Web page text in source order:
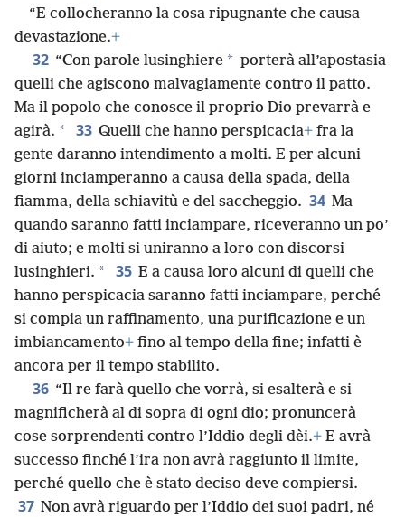
“E collocheranno la cosa ripugnante che causa
devastazione.+
32 “Con parole lusinghiere * porterà all’apostasia
quelli che agiscono malvagiamente contro il patto.
Ma il popolo che conosce il proprio Dio prevarrà e
agirà. * 33 Quelli che hanno perspicacia+ fra la
gente daranno intendimento a molti. E per alcuni
giorni inciamperanno a causa della spada, della
fiamma, della schiavitù e del saccheggio. 34 Ma
quando saranno fatti inciampare, riceveranno un po’
di aiuto; e molti si uniranno a loro con discorsi
lusinghieri. * 35 E a causa loro alcuni di quelli che
hanno perspicacia saranno fatti inciampare, perché
si compia un raffinamento, una purificazione e un
imbiancamento+ fino al tempo della fine; infatti è
ancora per il tempo stabilito.
36 “Il re farà quello che vorrà, si esalterà e si
magnificherà al di sopra di ogni dio; pronuncerà
cose sorprendenti contro l’Iddio degli dèi.+ E avrà
successo finché l’ira non avrà raggiunto il limite,
perché quello che è stato deciso deve compiersi.
37 Non avrà riguardo per l’Iddio dei suoi padri, né